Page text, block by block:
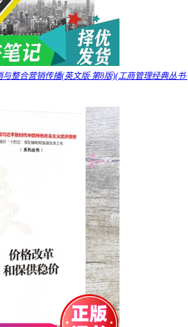
整合营销传播(英文版·第8版)(工商管理经典丛书·